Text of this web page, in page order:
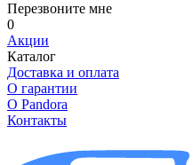
Перезвоните мне
0
Акции
Каталог
Доставка и оплата
О гарантии
О Pandora
Контакты